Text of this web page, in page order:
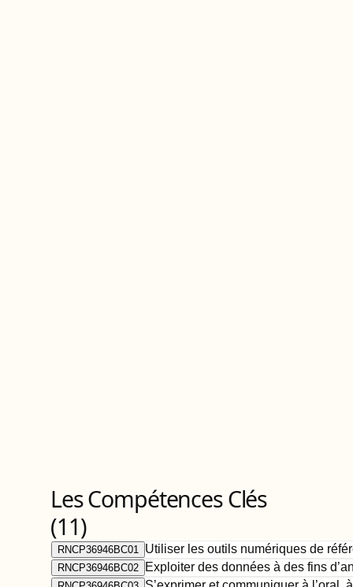
Les Compétences Clés
(11)
RNCP36946BC01 Utiliser les outils numériques de
RNCP36946BC02 Exploiter des données à des fins